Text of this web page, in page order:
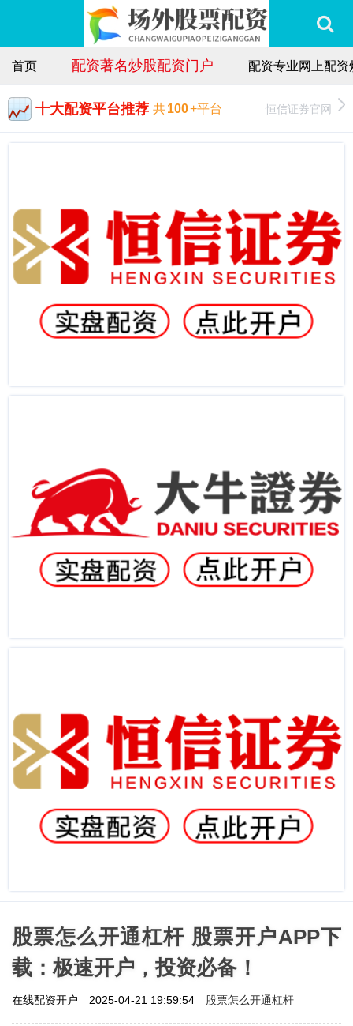
首页 配资著名炒股配资门户 配资专业网上配资
十大配资平台推荐 共100+平台 恒信证券官网
股票怎么开通杠杆 股票开户APP下
载：极速开户，投资必备！
在线配资开户 2025-04-21 19:59:54 股票怎么开通杠杆